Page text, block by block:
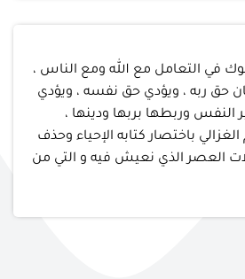
في التعامل مع الله ومع الناس ،
حق ربه ، ويؤدي حق نفسه ، ويؤدي
وربطها بربها ودينها ،
باختصار كتابه الإحياء وحذف
العصر الذي نعيش فيه و التي من